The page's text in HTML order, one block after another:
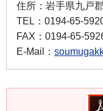
住所： 岩手県九戸
TEL： 0194-65-
FAX： 0194-65-
E-Mail：